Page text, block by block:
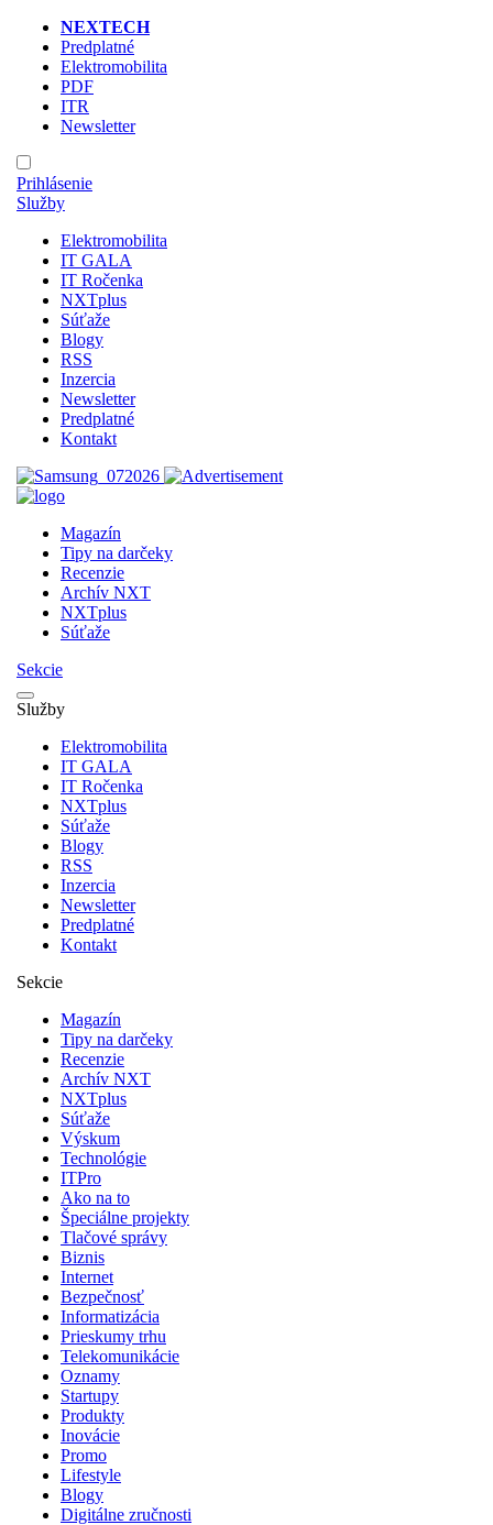
NEXTECH
Predplatné
Elektromobilita
PDF
ITR
Newsletter
Prihlásenie
Služby
Elektromobilita
IT GALA
IT Ročenka
NXTplus
Súťaže
Blogy
RSS
Inzercia
Newsletter
Predplatné
Kontakt
Magazín
Tipy na darčeky
Recenzie
Archív NXT
NXTplus
Súťaže
Sekcie
Služby
Elektromobilita
IT GALA
IT Ročenka
NXTplus
Súťaže
Blogy
RSS
Inzercia
Newsletter
Predplatné
Kontakt
Sekcie
Magazín
Tipy na darčeky
Recenzie
Archív NXT
NXTplus
Súťaže
Výskum
Technológie
ITPro
Ako na to
Špeciálne projekty
Tlačové správy
Biznis
Internet
Bezpečnosť
Informatizácia
Prieskumy trhu
Telekomunikácie
Oznamy
Startupy
Produkty
Inovácie
Promo
Lifestyle
Blogy
Digitálne zručnosti